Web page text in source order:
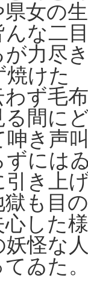
女の
んな二
力尽
焼けた
わず毛
る間に
呻き声
には
引き上
も目
した
怪な
ゐた